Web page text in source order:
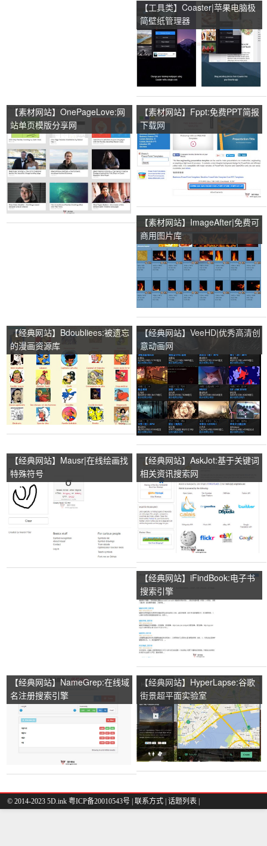
【工具类】Coaster|苹果电脑极
简壁纸管理器
【素材网站】OnePageLove:网
站单页模版分享网
【素材网站】Fppt:免费PPT简报
下载网
【素材网站】ImageAfter|免费可
商用图片库
【经典网站】Bdoubliees:被遗忘
的漫画资源库
【经典网站】VeeHD|优秀高清创
意动画网
【经典网站】Mausr|在线绘画找
特殊符号
【经典网站】AskJot:基于关键词
相关资讯搜索网
【经典网站】iFindBook:电子书
搜索引擎
【经典网站】NameGrep:在线域
名注册搜索引擎
【经典网站】HyperLapse:谷歌
街景超平面实验室
© 2014-2023 5D.ink 粤ICP备20010543号 | 联系方式 | 话题列表 |